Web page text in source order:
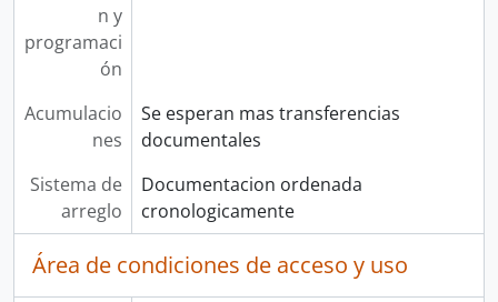
n y
programaci
ón
Acumulacio
nes
Se esperan mas transferencias
documentales
Sistema de
arreglo
Documentacion ordenada
cronologicamente
Área de condiciones de acceso y uso